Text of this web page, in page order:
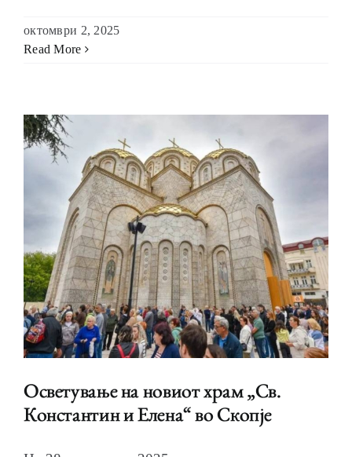
октомври 2, 2025
Read More
Осветување на новиот храм „Св.
Константин и Елена“ во Скопје